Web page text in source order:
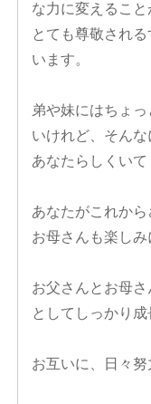
な力に変えるこ
とても尊敬され
います。
弟や妹にはちょ
いけれど、そん
あなたらしくいて
あなたがこれか
お母さんも楽しみ
お父さんとお母
としてしっかり成
お互いに、日々努